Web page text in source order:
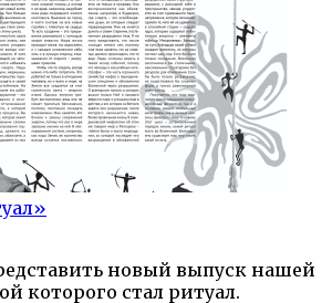
новый выпуск нашей
которого стал ритуал.